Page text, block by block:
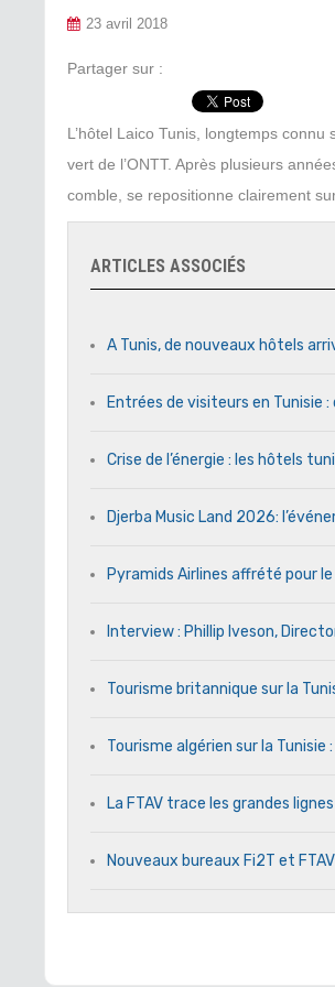
23 avril 2018
Partager sur :
L’hôtel Laico Tunis, longtemps
vert de l’ONTT. Après plusieurs
comble, se repositionne clairement
ARTICLES ASSOCIÉS
A Tunis, de nouveaux hôtels
Entrées de visiteurs en Tunisie
Crise de l’énergie : les hôtels
Djerba Music Land 2026:
Pyramids Airlines affrété pour
Interview : Phillip Iveson,
Tourisme britannique sur la
Tourisme algérien sur la Tunisie
La FTAV trace les grandes
Nouveaux bureaux Fi2T et